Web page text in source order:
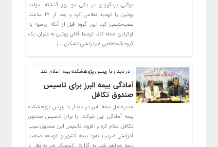
یوگنی پریگوژین در یکی دو روز گذشته، دولت
پوتین را تهدید نظامی کرد و بعد از ۲۴ ساعت
عقب‌نشینی کرد این گروه قبل از آنکه روسیه به
اوکراین حمله کند، توسط آقای پوتین به عنوان یک
گروه شبه‌نظامی غیرارتشی تشکیل […]
در دیدار با رییس پژوهشکده بیمه اعلام شد:
آمادگی بیمه البرز برای تاسیس
صندوق تکافل
مدیرعامل بیمه البرز در دیدار با رییس پژوهشکده
بیمه آمادگی این شرکت را برای تاسیس صندوق
تکافل اعلام کرد و افزود: تاسیس این صندوق سبب
افزایش ضریب نفوذ بیمه کشور و توسعه صنعت